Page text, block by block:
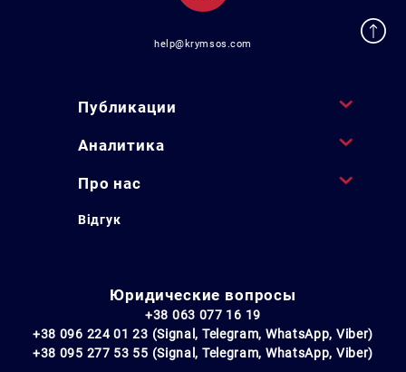
help@krymsos.com
Публикации
Аналитика
Про нас
Відгук
Юридические вопросы
+38 063 077 16 19
+38 096 224 01 23 (Signal, Telegram, WhatsApp, Viber)
+38 095 277 53 55 (Signal, Telegram, WhatsApp, Viber)